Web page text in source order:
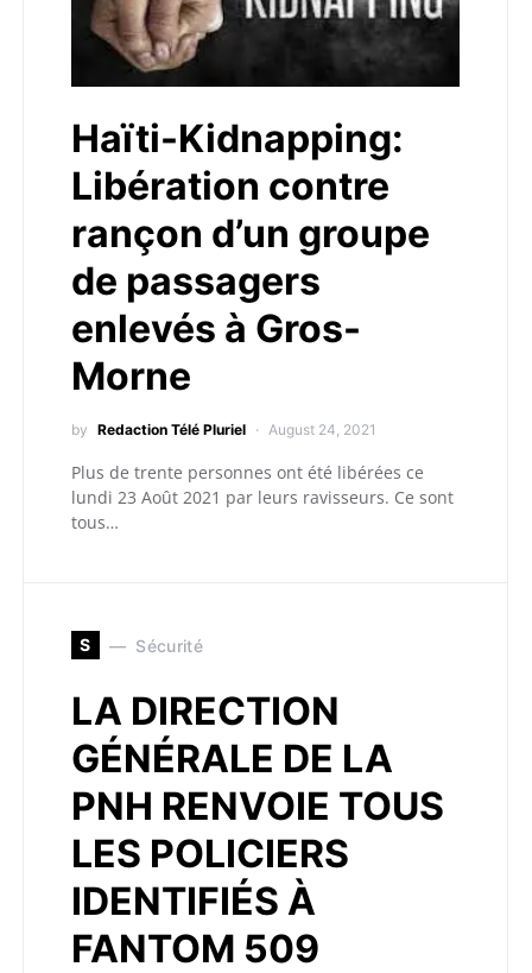
Haïti-Kidnapping:
Libération contre
rançon d’un groupe
de passagers
enlevés à Gros-
Morne
by Redaction Télé Pluriel August 24, 2021
Plus de trente personnes ont été libérées ce
lundi 23 Août 2021 par leurs ravisseurs. Ce sont
tous…
S Sécurité
LA DIRECTION
GÉNÉRALE DE LA
PNH RENVOIE TOUS
LES POLICIERS
IDENTIFIÉS À
FANTOM 509